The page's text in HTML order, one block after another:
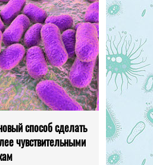
способ сделать
чувствительными